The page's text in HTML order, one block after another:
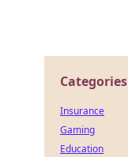
Categories
Insurance
Gaming
Education